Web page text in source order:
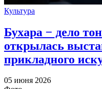
Культура
Бухара − дело
открылась
прикладного
05 июня 2026